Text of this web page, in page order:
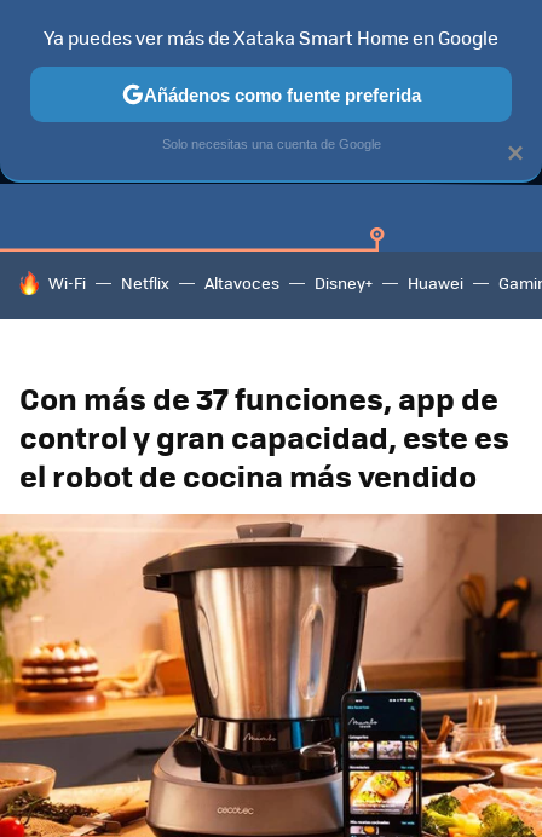
GUÍAS DE COMPRA CAZANDO GANGAS OFERTAS EN
HOY SE HABLA DE
Wi-Fi Netflix Altavoces Disney+ Huawei
Con más de 37 funciones, app de
control y gran capacidad, este es
el robot de cocina más vendido
×
Ya puedes ver más de Xataka Smart Home en Google
Añádenos como fuente preferida
Solo necesitas una cuenta de Google